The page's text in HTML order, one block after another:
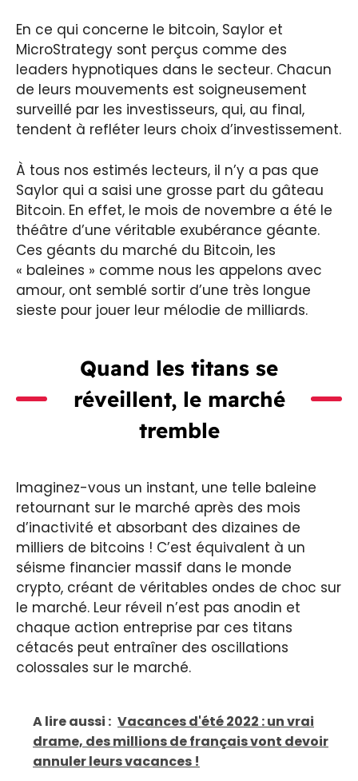
En ce qui concerne le bitcoin, Saylor et
MicroStrategy sont perçus comme des
leaders hypnotiques dans le secteur. Chacun
de leurs mouvements est soigneusement
surveillé par les investisseurs, qui, au final,
tendent à refléter leurs choix d’investissement.
À tous nos estimés lecteurs, il n’y a pas que
Saylor qui a saisi une grosse part du gâteau
Bitcoin. En effet, le mois de novembre a été le
théâtre d’une véritable exubérance géante.
Ces géants du marché du Bitcoin, les
« baleines » comme nous les appelons avec
amour, ont semblé sortir d’une très longue
sieste pour jouer leur mélodie de milliards.
Quand les titans se
réveillent, le marché
tremble
Imaginez-vous un instant, une telle baleine
retournant sur le marché après des mois
d’inactivité et absorbant des dizaines de
milliers de bitcoins ! C’est équivalent à un
séisme financier massif dans le monde
crypto, créant de véritables ondes de choc sur
le marché. Leur réveil n’est pas anodin et
chaque action entreprise par ces titans
cétacés peut entraîner des oscillations
colossales sur le marché.
A lire aussi : Vacances d'été 2022 : un vrai
drame, des millions de français vont devoir
annuler leurs vacances !